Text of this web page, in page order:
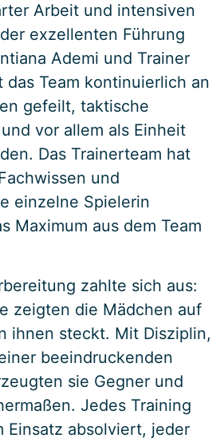
Arbeit und intensiven
exzellenten Führung
Ademi und Trainer
das Team kontinuierlich an
gefeilt, taktische
vor allem als Einheit
Das Trainerteam hat
und
einzelne Spielerin
Maximum aus dem Team
zahlte sich aus:
zeigten die Mädchen auf
ihnen steckt. Mit Disziplin,
beeindruckenden
sie Gegner und
Jedes Training
Einsatz absolviert, jeder